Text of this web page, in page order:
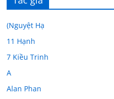
(Nguyệt Hạ
11 Hạnh
7 Kiều Trinh
A
Alan Phan